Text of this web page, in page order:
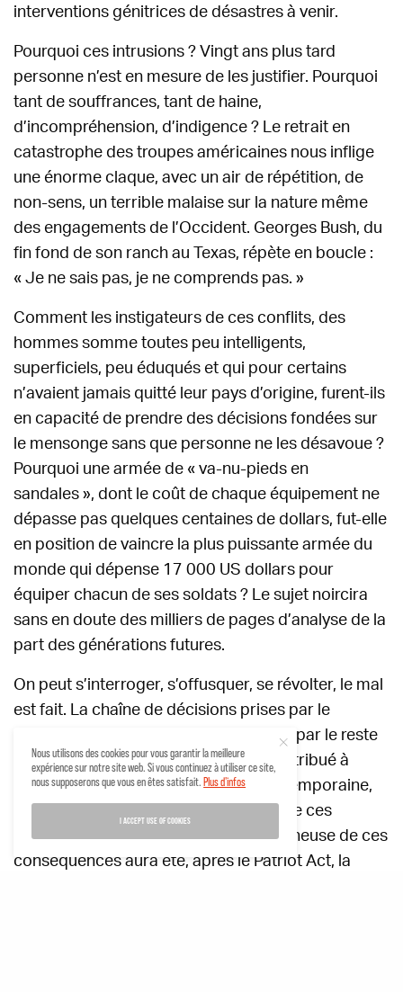
interventions génitrices de désastres à venir.
Pourquoi ces intrusions ? Vingt ans plus tard
personne n’est en mesure de les justifier. Pourquoi
tant de souffrances, tant de haine,
d’incompréhension, d’indigence ? Le retrait en
catastrophe des troupes américaines nous inflige
une énorme claque, avec un air de répétition, de
non-sens, un terrible malaise sur la nature même
des engagements de l’Occident. Georges Bush, du
fin fond de son ranch au Texas, répète en boucle :
« Je ne sais pas, je ne comprends pas. »
Comment les instigateurs de ces conflits, des
hommes somme toutes peu intelligents,
superficiels, peu éduqués et qui pour certains
n’avaient jamais quitté leur pays d’origine, furent-ils
en capacité de prendre des décisions fondées sur
le mensonge sans que personne ne les désavoue ?
Pourquoi une armée de « va-nu-pieds en
sandales », dont le coût de chaque équipement ne
dépasse pas quelques centaines de dollars, fut-elle
en position de vaincre la plus puissante armée du
monde qui dépense 17 000 US dollars pour
équiper chacun de ses soldats ? Le sujet noircira
sans en doute des milliers de pages d’analyse de la
part des générations futures.
On peut s’interroger, s’offusquer, se révolter, le mal
est fait. La chaîne de décisions prises par le
gouvernement américain et cautionné par le reste
de l’Occident après les attentats a contribué à
construire la société occidentale contemporaine,
et nous vivons aujourd’hui au rythme de ces
errances. La première et la plus vertigineuse de ces
conséquences aura été, après le Patriot Act, la
Nous utilisons des cookies pour vous garantir la meilleure
expérience sur notre site web. Si vous continuez à utiliser ce site,
nous supposerons que vous en êtes satisfait.Plus d'infos
I ACCEPT USE OF COOKIES